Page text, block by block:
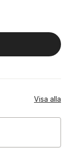
Visa alla